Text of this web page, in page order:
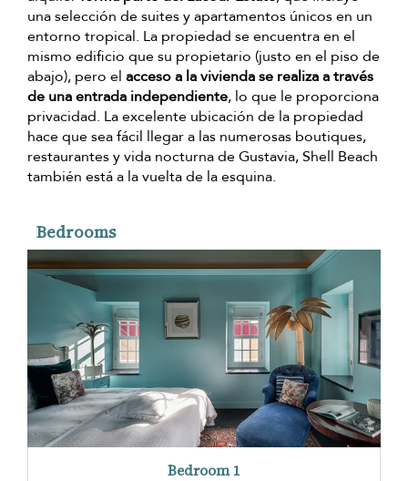
una selección de suites y apartamentos únicos en un
entorno tropical. La propiedad se encuentra en el
mismo edificio que su propietario (justo en el piso de
abajo), pero el acceso a la vivienda se realiza a través
de una entrada independiente, lo que le proporciona
privacidad. La excelente ubicación de la propiedad
hace que sea fácil llegar a las numerosas boutiques,
restaurantes y vida nocturna de Gustavia, Shell Beach
también está a la vuelta de la esquina.
Bedrooms
Bedroom 1